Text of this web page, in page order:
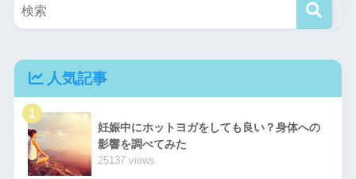
人気記事
1
妊娠中にホットヨガをしても良い？身体への
影響を調べてみた
25137 views